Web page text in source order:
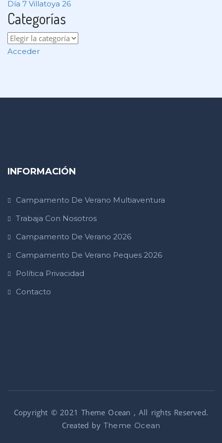
Día 7 Villatoya 26
Categorías
Acceder
INFORMACIÓN
Campamento De Verano Multiaventura
Trabaja Con Nosotros
Campamento De Verano 2026
Campamento De Verano Peques 2026
Política Privacidad
Contacto
Copyright © 2021 Theme Ocean , All rights Reserved.
Created by Theme Ocean